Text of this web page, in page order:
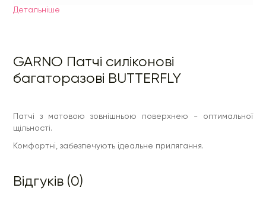
Детальнiше
GARNO Патчі силіконові
багаторазові BUTTERFLY
Патчі з матовою зовнішньою поверхнею - оптимальної
щільності.
Комфортні, забезпечують ідеальне прилягання.
Відгуків (0)